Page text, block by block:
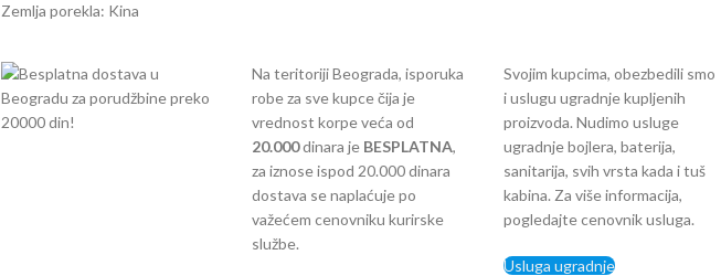
Zemlja porekla: Kina
Na teritoriji Beograda, isporuka
robe za sve kupce čija je
vrednost korpe veća od
20.000dinara je BESPLATNA,
za iznose ispod 20.000 dinara
dostava se naplaćuje po
važećem cenovniku kurirske
službe.
Svojim kupcima, obezbedili smo
i uslugu ugradnje kupljenih
proizvoda. Nudimo usluge
ugradnje bojlera, baterija,
sanitarija, svih vrsta kada i tuš
kabina. Za više informacija,
pogledajte cenovnik usluga.
Usluga ugradnje